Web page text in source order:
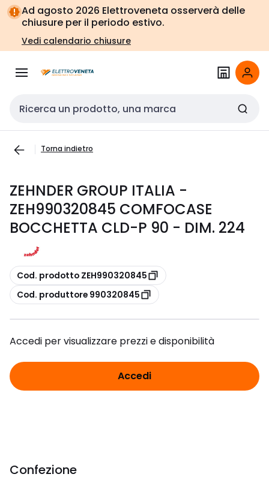
Vai alla
navigazione
Vai
alla
pagina
Ad agosto 2026 Elettroveneta osserverà delle
chiusure per il periodo estivo.
Vedi calendario chiusure
Cerca input
Torna indietro
ZEHNDER GROUP ITALIA -
ZEH990320845 COMFOCASE
BOCCHETTA CLD-P 90 - DIM. 224
copia
Cod. prodotto ZEH990320845
copia
Cod. produttore 990320845
Accedi per visualizzare prezzi e disponibilità
Accedi
Confezione